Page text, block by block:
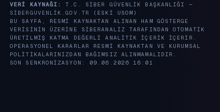
VERI KAYNAĞI:
T.C. SIBER GÜVENLIK BAŞKANLIĞI —
SIBERGUVENLIK.GOV.TR
(ESKI USOM)
BU SAYFA, RESMI KAYNAKTAN ALINAN HAM GÖSTERGE
VERISININ ÜZERINE SIBERANALIZ TARAFINDAN OTOMATIK
ÜRETILMIŞ KATMA DEĞERLI ANALITIK IÇERIK IÇERIR.
OPERASYONEL KARARLAR RESMI KAYNAKTAN VE KURUMSAL
POLITIKALARINIZDAN BAĞIMSIZ ALINMAMALIDIR.
SON SENKRONIZASYON: 09.06.2026 16:01